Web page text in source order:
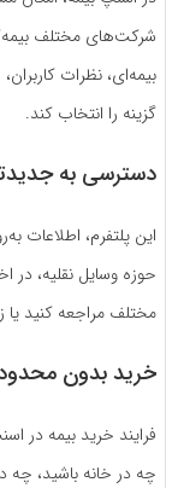
شرکت‌های مختلف
بیمه‌ای، نظرات
گزینه را انتخاب کند.
دسترسی به
این پلتفرم، اطلاعات
حوزه وسایل نقلیه، در
مختلف مراجعه کنید
خرید بدون
چه در خانه باشید، چه